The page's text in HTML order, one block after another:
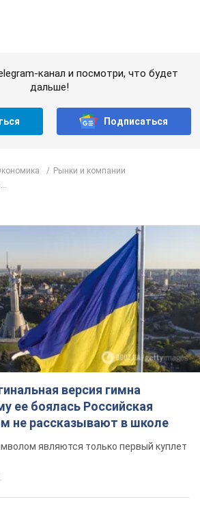
версия гимна
ее боялась Российская
не рассказывают в школе
являются только первый куплет
– 53: что
секс-
они выглядят